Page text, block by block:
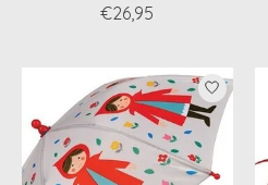
€26,95